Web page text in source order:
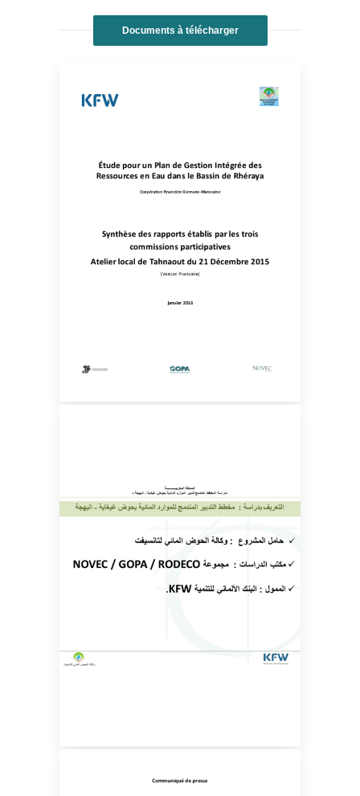
Documents à télécharger